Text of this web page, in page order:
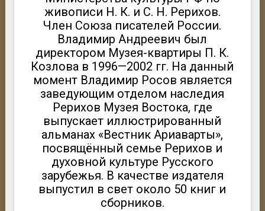
живописи Н. К. и С. Н. Рерихов.
Член Союза писателей России.
Владимир Андреевич был
директором Музея-квартиры П. К.
Козлова в 1996—2002 гг. На данный
момент Владимир Росов является
заведующим отделом наследия
Рерихов Музея Востока, где
выпускает иллюстрированный
альманах «Вестник Ариаварты»,
посвящённый семье Рерихов и
духовной культуре Русского
зарубежья. В качестве издателя
выпустил в свет около 50 книг и
сборников.